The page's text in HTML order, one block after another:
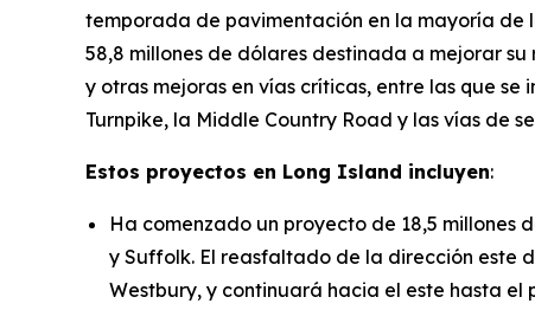
temporada de pavimentación en la mayoría de
58,8 millones de dólares destinada a mejorar
y otras mejoras en vías críticas, entre las que
Turnpike, la Middle Country Road y las vías de
Estos proyectos en Long Island incluyen:
Ha comenzado un proyecto de 18,5
y Suffolk. El reasfaltado de la dirección este
Westbury, y continuará hacia el este hasta el